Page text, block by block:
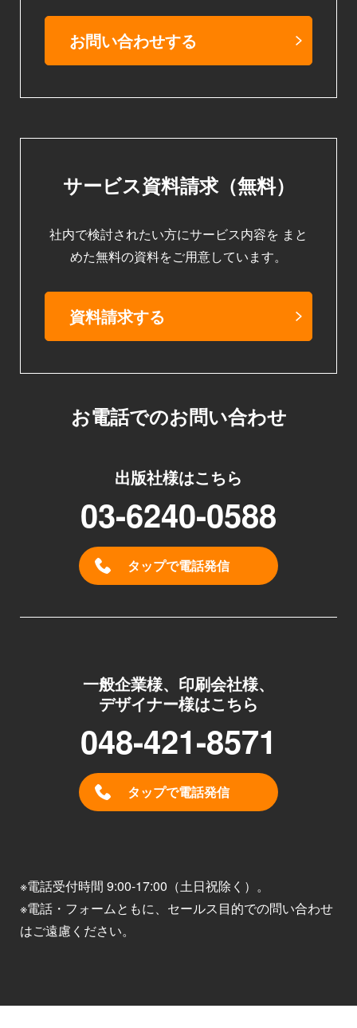
お問い合わせする
サービス資料請求（無料）
社内で検討されたい方にサービス内容を まと
めた無料の資料をご用意しています。
資料請求する
お電話でのお問い合わせ
出版社様はこちら
03-6240-0588
タップで電話発信
一般企業様、印刷会社様、
デザイナー様はこちら
048-421-8571
タップで電話発信
※電話受付時間 9:00-17:00（土日祝除く）。
※電話・フォームともに、セールス目的での問い合わせ
はご遠慮ください。